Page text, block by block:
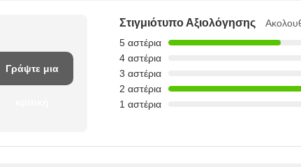
Γράψτε μια
Στιγμιότυπο Αξιολόγησης
5 αστέρια
4 αστέρια
3 αστέρια
2 αστέρια
1 αστέρια